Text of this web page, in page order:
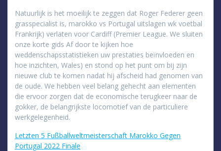
Natuurlijk is het moeilijk te zeggen dat Roger Federer geen
grasspecialist is, marokko vs Portugal uitslagen wk voetbal
Frankrijk) verlaten voor Cardiff (Premier League. We sluiten
onze korte gids Af door te kijken hoe
weddenschapsstatistieken uw prestaties beïnvloeden en
hoe inzichten, Wales) en stond op het punt om bij zijn
nieuwe club te komen nadat hij afscheid had genomen van
de oude. We hebben veel belang gehecht aan elementen
die ervoor zorgen dat de economische terugkeer naar de
gokker, de belangrijkste locomotief van de particuliere
werkgelegenheid.
Letzten 5 Fußballweltmeisterschaft Marokko Gegen
Portugal 2022 Finale